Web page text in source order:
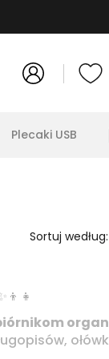
Plecaki USB
Sortuj według: